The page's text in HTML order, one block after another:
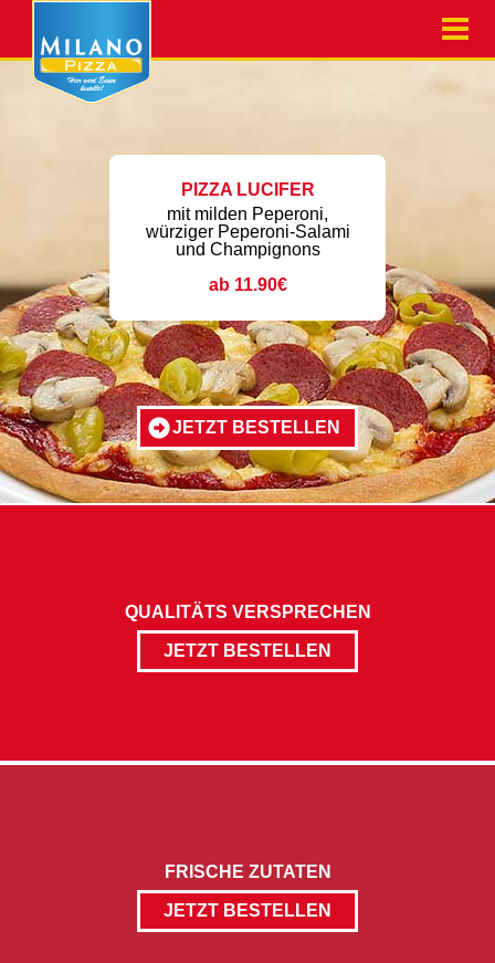
PIZZA LUCIFER
mit milden Peperoni,
würziger Peperoni-Salami
und Champignons
ab 11.90€
JETZT BESTELLEN
QUALITÄTS VERSPRECHEN
JETZT BESTELLEN
FRISCHE ZUTATEN
JETZT BESTELLEN